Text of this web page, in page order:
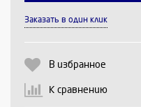
Заказать в один клик
В избранное
К сравнению